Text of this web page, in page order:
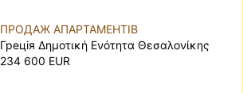
ПРОДАЖ АПАРТАМЕНТІВ
Грецiя Δημοτική Ενότητα Θεσαλονίκης
234 600 EUR